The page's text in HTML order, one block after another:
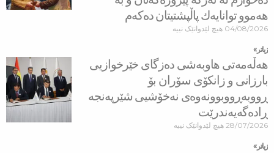
هەموو توانایەك پاڵپشتیتان دەكەم
04/08/2026 هیچ لێدوانێک نییە
زیاتر »
هه‌ڵه‌مه‌تی هاو‌به‌شی ده‌زگای خێرخوازیی
بارزانی و زانكۆی سۆران بۆ
ڕووبه‌ڕووبوونه‌وه‌ی نه‌خۆشیی شێرپه‌نجه‌
ڕاده‌گه‌یه‌ندرێت
28/07/2026 هیچ لێدوانێک نییە
زیاتر »